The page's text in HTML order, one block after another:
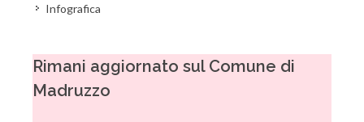
Infografica
Rimani aggiornato sul Comune di
Madruzzo